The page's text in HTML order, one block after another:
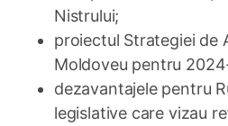
Nistrului;
proiectul Strategiei de
Moldoveu pentru
dezavantajele pentru
legislative care vizau